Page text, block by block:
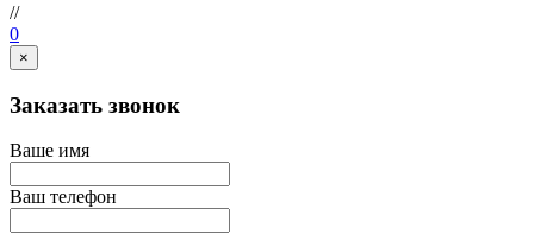
//
0
×
Заказать звонок
Ваше имя
Ваш телефон